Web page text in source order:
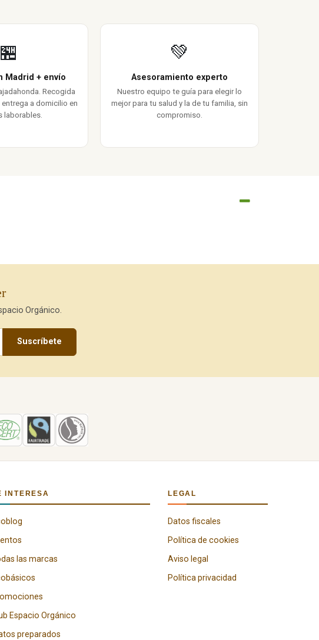
🏪
Madrid + envío
Recogida
a domicilio en
laborables.
💚
Asesoramiento experto
Nuestro equipo te guía para elegir lo
mejor para tu salud y la de tu familia, sin
compromiso.
Orgánico.
Suscríbete
INTERESA
las marcas
Espacio Orgánico
preparados
LEGAL
Datos fiscales
Política de cookies
Aviso legal
Política privacidad